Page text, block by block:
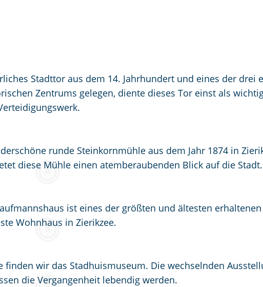
Stadttor aus dem 14. Jahrhundert und eines der drei
Zentrums gelegen, diente dieses Tor einst als
runde Steinkornmühle aus dem Jahr 1874 in
diese Mühle einen atemberaubenden Blick auf die Stadt.
ist eines der größten und ältesten erhaltenen
Wohnhaus in Zierikzee.
wir das Stadhuismuseum. Die wechselnden
die Vergangenheit lebendig werden.